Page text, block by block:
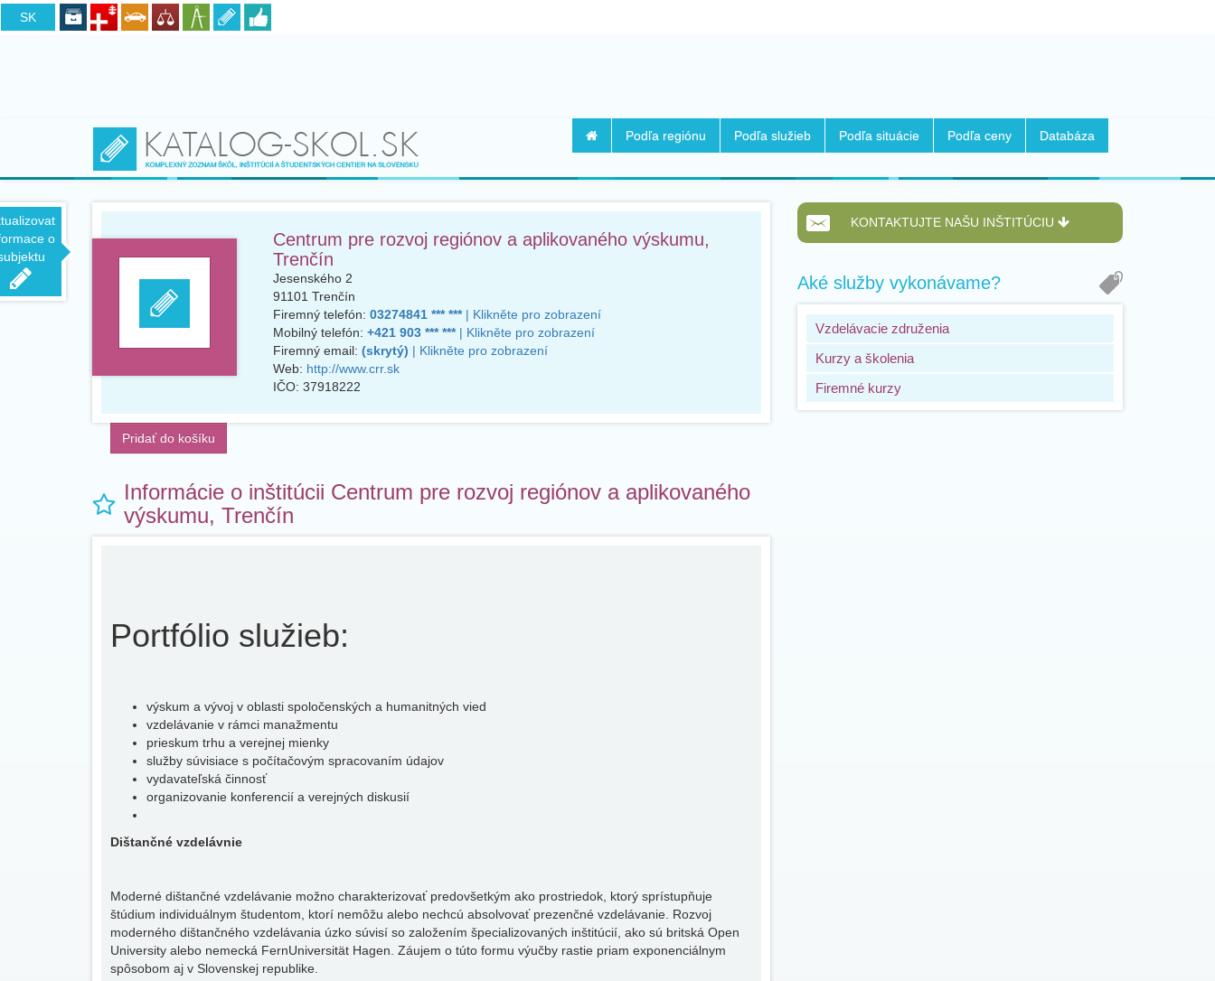
SK
CZ
Podľa regiónu Podľa služieb Podľa situácie Podľa ceny Databáza
o
Centrum pre rozvoj regiónov a aplikovaného výskumu,
Trenčín
Jesenského 2
91101 Trenčín
Firemný telefón: 03274841 *** ***| Klikněte pro zobrazení
Mobilný telefón: +421 903 *** ***| Klikněte pro zobrazení
Firemný email: (skrytý) | Klikněte pro zobrazení
Web: http://www.crr.sk
IČO: 37918222
Pridať do košíku
Informácie o inštitúcii Centrum pre rozvoj regiónov a aplikovaného
výskumu, Trenčín
Portfólio služieb:
výskum a vývoj v oblasti spoločenských a humanitných vied
vzdelávanie v rámci manažmentu
prieskum trhu a verejnej mienky
služby súvisiace s počítačovým spracovaním údajov
vydavateľská činnosť
organizovanie konferencií a verejných diskusií
Dištančné vzdelávnie
Moderné dištančné vzdelávanie možno charakterizovať predovšetkým ako prostriedok, ktorý sprístupňuje
štúdium individuálnym študentom, ktorí nemôžu alebo nechcú absolvovať prezenčné vzdelávanie. Rozvoj
moderného dištančného vzdelávania úzko súvisí so založením špecializovaných inštitúcií, ako sú britská Open
University alebo nemecká FernUniversität Hagen. Záujem o túto formu výučby rastie priam exponenciálnym
spôsobom aj v Slovenskej republike.
KONTAKTUJTE NAŠU INŠTITÚCIU
Aké služby vykonávame?
Vzdelávacie združenia
Kurzy a školenia
Firemné kurzy